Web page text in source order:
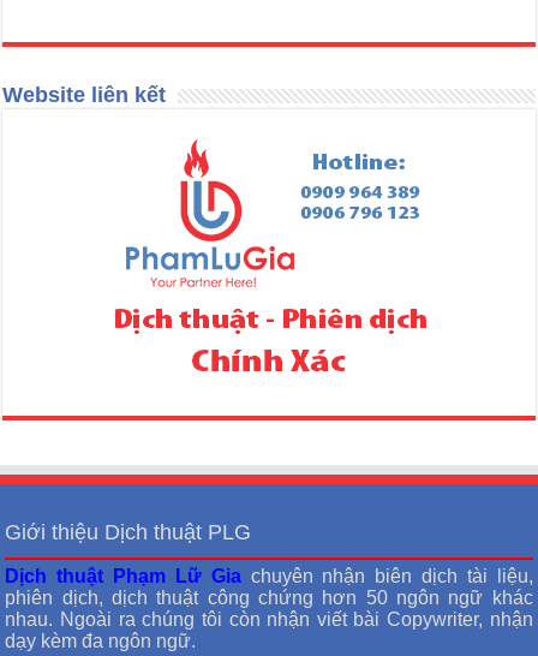
Website liên kết
Giới thiệu Dịch thuật PLG
Dịch thuật Phạm Lữ Giachuyên nhận biên dịch tài liệu,
phiên dịch, dịch thuật công chứng hơn 50 ngôn ngữ khác
nhau. Ngoài ra chúng tôi còn nhận viết bài Copywriter, nhận
dạy kèm đa ngôn ngữ.